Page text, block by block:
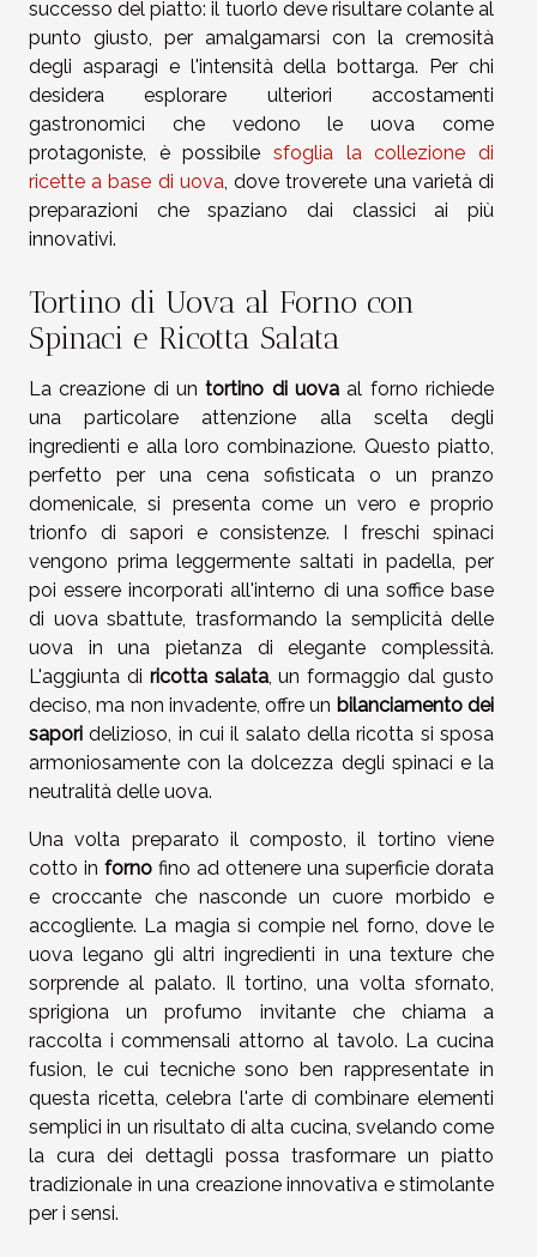
successo del piatto: il tuorlo deve risultare colante al
punto giusto, per amalgamarsi con la cremosità
degli asparagi e l'intensità della bottarga. Per chi
desidera esplorare ulteriori accostamenti
gastronomici che vedono le uova come
protagoniste, è possibile sfoglia la collezione di
ricette a base di uova, dove troverete una varietà di
preparazioni che spaziano dai classici ai più
innovativi.
Tortino di Uova al Forno con
Spinaci e Ricotta Salata
La creazione di untortino di uova al forno richiede
una particolare attenzione alla scelta degli
ingredienti e alla loro combinazione. Questo piatto,
perfetto per una cena sofisticata o un pranzo
domenicale, si presenta come un vero e proprio
trionfo di sapori e consistenze. I freschi spinaci
vengono prima leggermente saltati in padella, per
poi essere incorporati all'interno di una soffice base
di uova sbattute, trasformando la semplicità delle
uova in una pietanza di elegante complessità.
L'aggiunta di ricotta salata, un formaggio dal gusto
deciso, ma non invadente, offre un bilanciamento dei
sapori delizioso, in cui il salato della ricotta si sposa
armoniosamente con la dolcezza degli spinaci e la
neutralità delle uova.
Una volta preparato il composto, il tortino viene
cotto in forno fino ad ottenere una superficie dorata
e croccante che nasconde un cuore morbido e
accogliente. La magia si compie nel forno, dove le
uova legano gli altri ingredienti in una texture che
sorprende al palato. Il tortino, una volta sfornato,
sprigiona un profumo invitante che chiama a
raccolta i commensali attorno al tavolo. La cucina
fusion, le cui tecniche sono ben rappresentate in
questa ricetta, celebra l'arte di combinare elementi
semplici in un risultato di alta cucina, svelando come
la cura dei dettagli possa trasformare un piatto
tradizionale in una creazione innovativa e stimolante
per i sensi.